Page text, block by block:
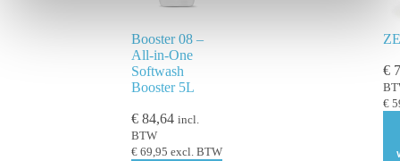
Booster 08 –
All-in-One
Softwash
Booster 5L
€84,64 incl.
BTW
€69,95 excl. BTW
€
€